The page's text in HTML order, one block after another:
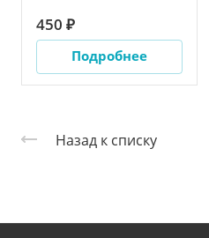
450 ₽
Подробнее
Назад к списку